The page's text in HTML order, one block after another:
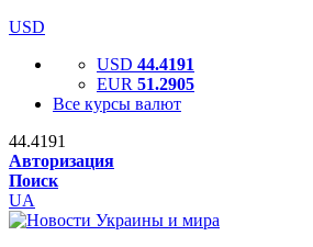
USD
USD 44.4191
EUR 51.2905
Все курсы валют
44.4191
Авторизация
Поиск
UA